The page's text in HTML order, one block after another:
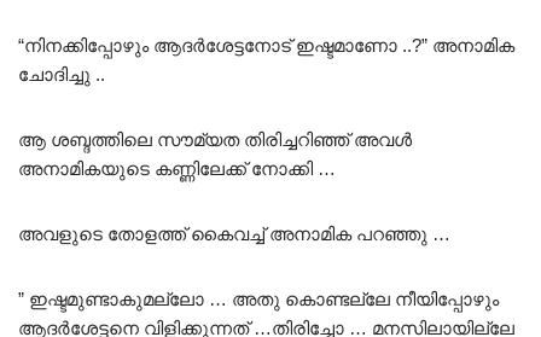
“നിനക്കിപ്പോഴും ആദർശേട്ടനോട് ഇഷ്ടമാണോ ..?” അനാമിക
ചോദിച്ചു ..
ആ ശബ്ദത്തിലെ സൗമ്യത തിരിച്ചറിഞ്ഞ് അവൾ
അനാമികയുടെ കണ്ണിലേക്ക് നോക്കി …
അവളുടെ തോളത്ത് കൈവച്ച് അനാമിക പറഞ്ഞു …
” ഇഷ്ടമുണ്ടാകുമല്ലോ … അതു കൊണ്ടല്ലേ നീയിപ്പോഴും
ആദർശേട്ടനെ വിളിക്കുന്നത് …തിരിച്ചോ … മനസിലായില്ലേ